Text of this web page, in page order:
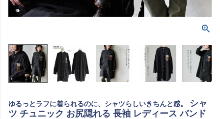
ゆるっとラフに着られるのに、シャツらしいきちんと感。
シャ
ツ チュニック お尻隠れる 長袖 レディース バンド